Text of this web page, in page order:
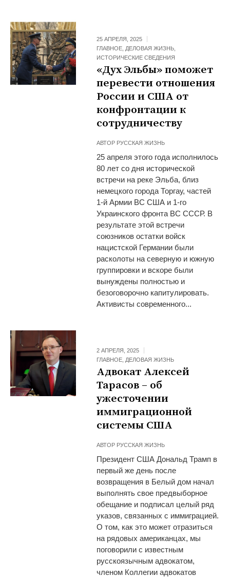
25 АПРЕЛЯ, 2025
ГЛАВНОЕ ДЕЛОВАЯ ЖИЗНЬ
ИСТОРИЧЕСКИЕ СВЕДЕНИЯ
«Дух Эльбы» поможет
перевести отношения
России и США от
конфронтации к
сотрудничеству
АВТОР РУССКАЯ ЖИЗНЬ
25 апреля этого года исполнилось
80 лет со дня исторической
встречи на реке Эльба, близ
немецкого города Торгау, частей
1-й Армии ВС США и 1-го
Украинского фронта ВС СССР. В
результате этой встречи
союзников остатки войск
нацистской Германии были
расколоты на северную и южную
группировки и вскоре были
вынуждены полностью и
безоговорочно капитулировать.
Активисты современного...
2 АПРЕЛЯ, 2025
ГЛАВНОЕ ДЕЛОВАЯ ЖИЗНЬ
Адвокат Алексей
Тарасов – об
ужесточении
иммиграционной
системы США
АВТОР РУССКАЯ ЖИЗНЬ
Президент США Дональд Трамп в
первый же день после
возвращения в Белый дом начал
выполнять свое предвыборное
обещание и подписал целый ряд
указов, связанных с иммиграцией.
О том, как это может отразиться
на рядовых американцах, мы
поговорили с известным
русскоязычным адвокатом,
членом Коллегии адвокатов